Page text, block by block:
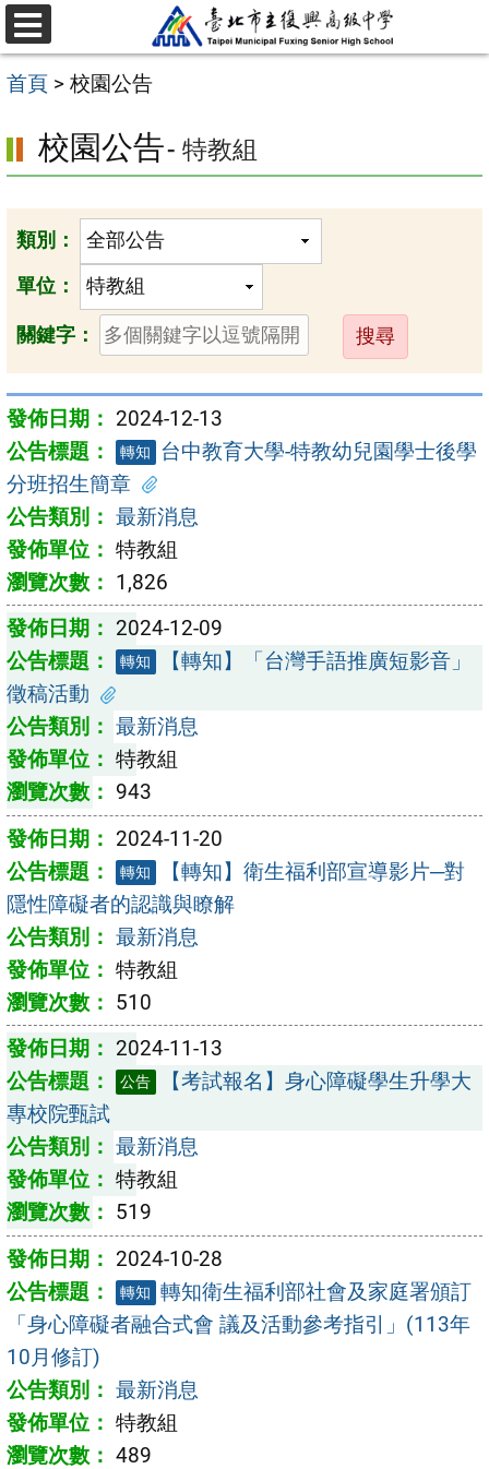
跳
至
主
內
容
區
選
單
首頁 > 校園公告
校園公告- 特教組
類別：
單位：
關鍵字：
送
出
2024-12-13
轉知
台中教育大學-特教幼兒園學士後學
分班招生簡章
最新消息
特教組
1,826
2024-12-09
轉知
【轉知】「台灣手語推廣短影音」
徵稿活動
最新消息
特教組
943
2024-11-20
轉知
【轉知】衛生福利部宣導影片─對
隱性障礙者的認識與瞭解
最新消息
特教組
510
2024-11-13
公告
【考試報名】身心障礙學生升學大
專校院甄試
最新消息
特教組
519
2024-10-28
轉知 轉知衛生福利部社會及家庭署頒訂
「身心障礙者融合式會 議及活動參考指引」(113年
10月修訂)
最新消息
特教組
489